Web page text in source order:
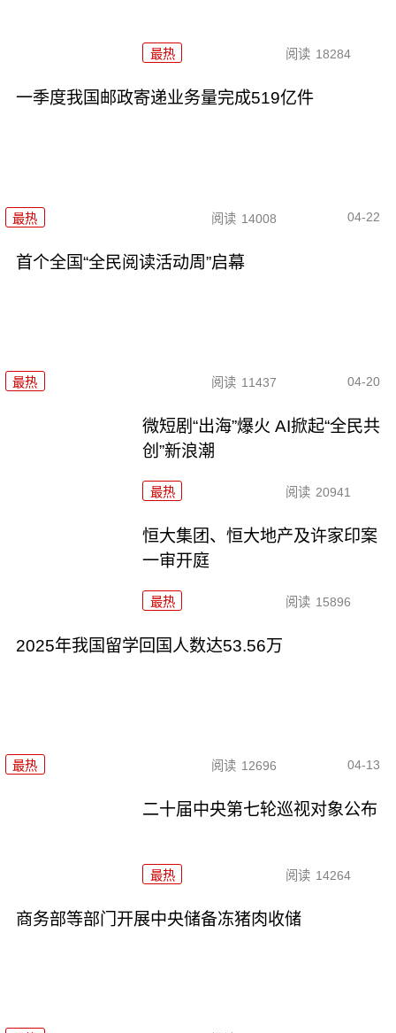
最热 阅读 18284
一季度我国邮政寄递业务量完成519亿件
最热 阅读 14008 04-22
首个全国“全民阅读活动周”启幕
最热 阅读 11437 04-20
微短剧“出海”爆火 AI掀起“全民共
创”新浪潮
最热 阅读 20941
恒大集团、恒大地产及许家印案
一审开庭
最热 阅读 15896
2025年我国留学回国人数达53.56万
最热 阅读 12696 04-13
二十届中央第七轮巡视对象公布
最热 阅读 14264
商务部等部门开展中央储备冻猪肉收储